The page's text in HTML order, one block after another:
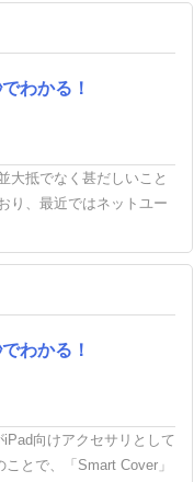
わかる！
大抵でなく甚だしいこと
り、最近ではネットユー
わかる！
iPad向けアクセサリとして
とで、「Smart Cover」